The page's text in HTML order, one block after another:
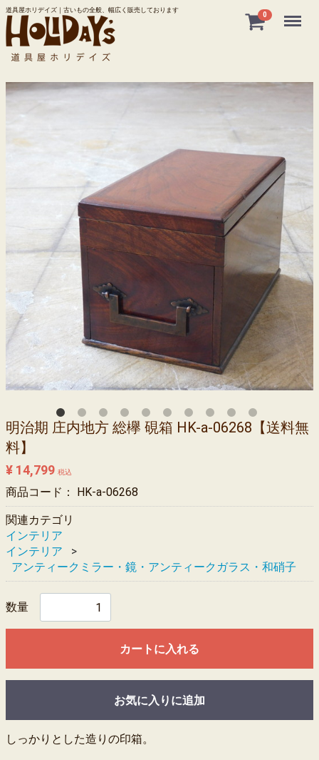
道具屋ホリデイズ｜古いもの全般、幅広く販売しております
0 Menu
明治期 庄内地方 総欅 硯箱 HK-a-06268【送料無
料】
¥ 14,799 税込
商品コード： HK-a-06268
関連カテゴリ
インテリア
インテリア
アンティークミラー・鏡・アンティークガラス・和硝子
数量
カートに入れる
お気に入りに追加
しっかりとした造りの印箱。